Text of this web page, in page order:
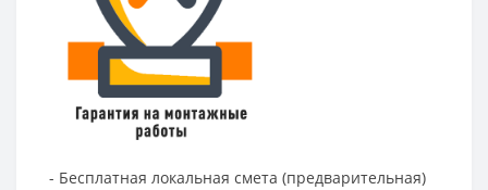
- Бесплатная локальная смета (предварительная)